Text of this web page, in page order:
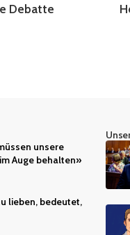
Debatte
unsere
Auge behalten»
lieben, bedeutet,